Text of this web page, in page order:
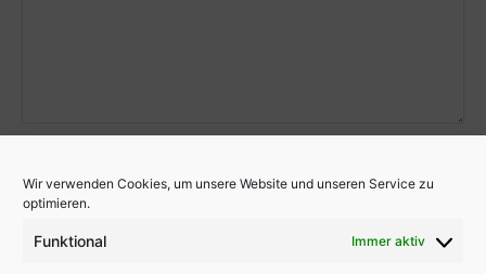
Wir verwenden Cookies, um unsere Website und unseren Service zu
optimieren.
Funktional Immer aktiv